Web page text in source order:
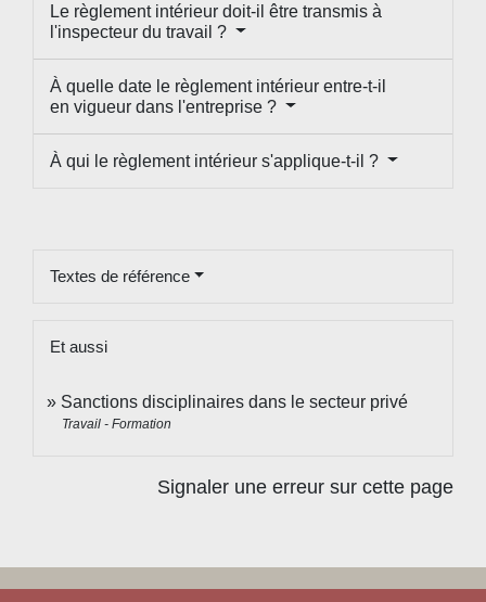
Le règlement intérieur doit-il être transmis à
l'inspecteur du travail ?
À quelle date le règlement intérieur entre-t-il
en vigueur dans l'entreprise ?
À qui le règlement intérieur s'applique-t-il ?
Textes de référence
Et aussi
Sanctions disciplinaires dans le secteur privé
Travail - Formation
Signaler une erreur sur cette page